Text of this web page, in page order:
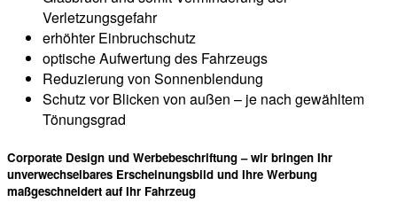
Verletzungsgefahr
erhöhter Einbruchschutz
optische Aufwertung des Fahrzeugs
Reduzierung von Sonnenblendung
Schutz vor Blicken von außen – je nach gewähltem
Tönungsgrad
Corporate Design und Werbebeschriftung – wir bringen Ihr
unverwechselbares Erscheinungsbild und Ihre Werbung
maßgeschneidert auf Ihr Fahrzeug